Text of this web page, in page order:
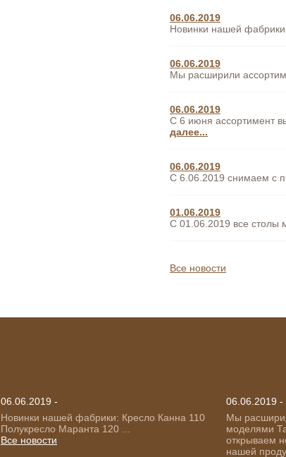
06.06.2019
Новинки нашей
06.06.2019
Мы расширили
06.06.2019
С 6 июня ассортимент
далее...
06.06.2019
С 6.06.2019 снимаем с
01.06.2019
С 01.06.2019 все столы
Все новости
06.06.2019 -
Новинки нашей фабрики: Кресло Канна 110
Полукресло Маранта 120 ...
Все новости
06.06.2019 -
Мы
моделями
открываем
нашей